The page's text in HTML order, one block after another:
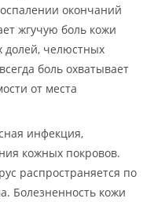
окончаний
жгучую боль кожи
долей, челюстных
боль охватывает
от места
инфекция,
кожных покровов.
распространяется по
Болезненность кожи